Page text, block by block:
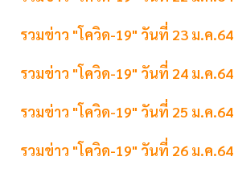
รวมข่าว "โควิด-19" วันที่ 23 ม.ค.64
รวมข่าว "โควิด-19" วันที่ 24 ม.ค.64
รวมข่าว "โควิด-19" วันที่ 25 ม.ค.64
รวมข่าว "โควิด-19" วันที่ 26 ม.ค.64